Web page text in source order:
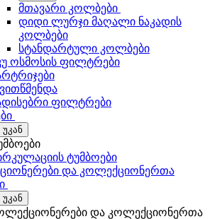
მთავარი კოლბები
დიდი ლურჯი მაღალი ნაკადის
კოლბები
სტანდარტული კოლბები
ოსმოსის ფილტრები
ფილტრები
უკან
ტუმბოები
და კოლექციონერთა
უკან
და კოლექციონერთა